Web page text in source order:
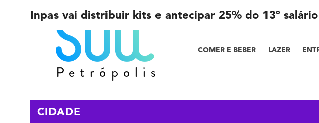
COMER E BEBER LAZER
Inpas vai distribuir kits e antecipar 25% do 13º
CIDADE